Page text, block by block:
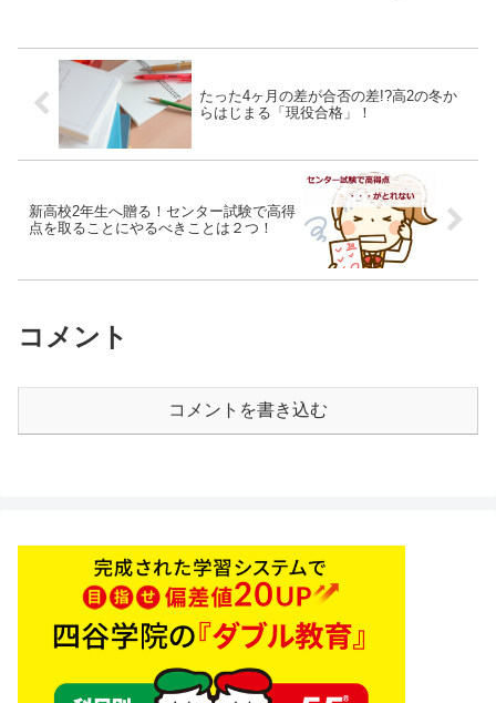
たった4ヶ月の差が合否の差!?高2の冬か
らはじまる「現役合格」！
新高校2年生へ贈る！センター試験で高得
点を取ることにやるべきことは２つ！
コメント
コメントを書き込む